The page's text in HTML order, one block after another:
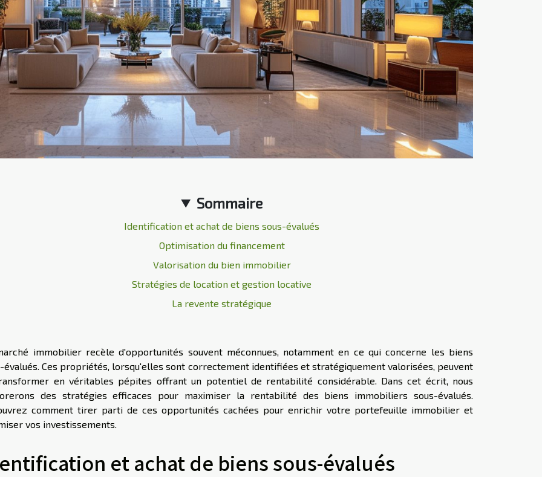
Sommaire
Identification et achat de biens sous-évalués
Optimisation du financement
Valorisation du bien immobilier
Stratégies de location et gestion locative
La revente stratégique
immobilier recèle d'opportunités souvent méconnues, notamment en ce qui concerne les biens
évalués. Ces propriétés, lorsqu'elles sont correctement identifiées et stratégiquement valorisées, peuvent
en véritables pépites offrant un potentiel de rentabilité considérable. Dans cet écrit, nous
des stratégies efficaces pour maximiser la rentabilité des biens immobiliers sous-évalués.
comment tirer parti de ces opportunités cachées pour enrichir votre portefeuille immobilier et
vos investissements.
et achat de biens sous-évalués